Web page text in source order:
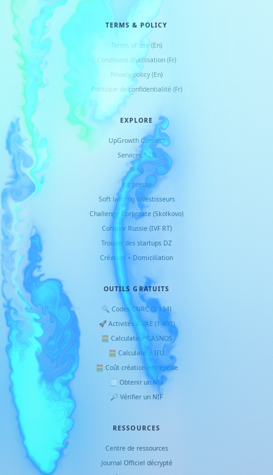
TERMS & POLICY
Terms of use (En)
Conditions d utilisation (Fr)
Privacy policy (En)
Politique de confidentialité (Fr)
EXPLORE
UpGrowth Connect
Services B2B
Blog
Kit presse
Soft landing investisseurs
Challenge Corporate (Skolkovo)
Corridor Russie (IVF RT)
Trouver des startups DZ
Création + Domiciliation
OUTILS GRATUITS
🔍 Codes CNRC (2 134)
🚀 Activités ANAE (1 491)
🧮 Calculateur CASNOS
🧮 Calculateur IFU
🧮 Coût création entreprise
🧾 Obtenir un NIF
🔎 Vérifier un NIF
RESSOURCES
Centre de ressources
Journal Officiel décrypté